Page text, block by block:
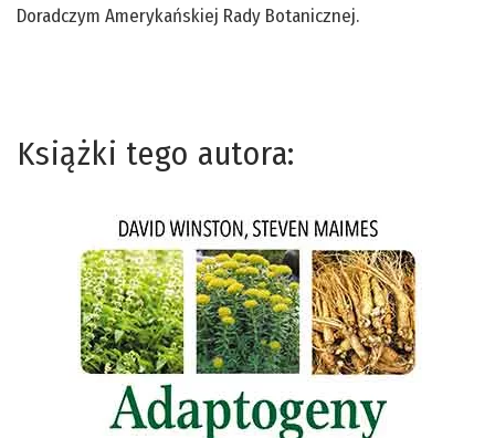
Doradczym Amerykańskiej Rady Botanicznej.
Książki tego autora: